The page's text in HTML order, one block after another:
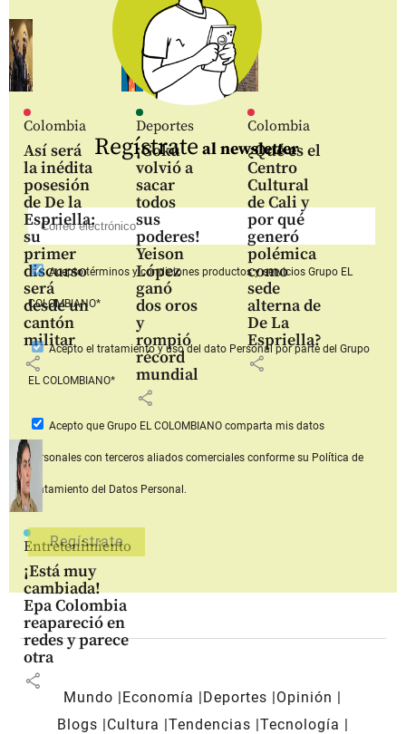
Colombia
Así será
la inédita
posesión
de De la
Espriella:
su
primer
discurso
será
desde un
cantón
militar
share
Deportes
¡Gokú
volvió a
sacar
todos
sus
poderes!
Yeison
López
ganó
dos oros
y
rompió
récord
mundial
share
Colombia
¿Qué es el
Centro
Cultural
de Cali y
por qué
generó
polémica
como
sede
alterna de
De La
Espriella?
share
Entretenimiento
¡Está muy
cambiada!
Epa Colombia
reapareció en
redes y parece
otra
share
Regístrate al newsletter
Aceptotérminos y condiciones productos y serviciosGrupo EL
COLOMBIANO*
Acepto el tratamiento y uso del dato Personalpor parte del Grupo
EL COLOMBIANO*
Acepto que Grupo EL COLOMBIANOcomparta mis datos
personales con terceros aliados comerciales conforme su Política de
Tratamiento del Datos Personal.
Mundo Economía Deportes
Opinión
Blogs
Cultura Tendencias Tecnología